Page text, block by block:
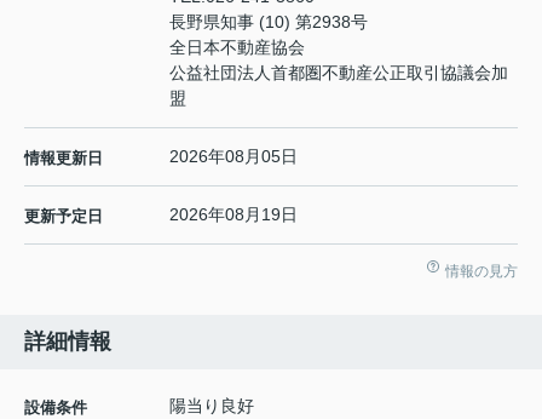
長野県知事 (10) 第2938号
全日本不動産協会
公益社団法人首都圏不動産公正取引協議会加
盟
情報更新日 2026年08月05日
更新予定日 2026年08月19日
情報の見方
詳細情報
設備条件
陽当り良好